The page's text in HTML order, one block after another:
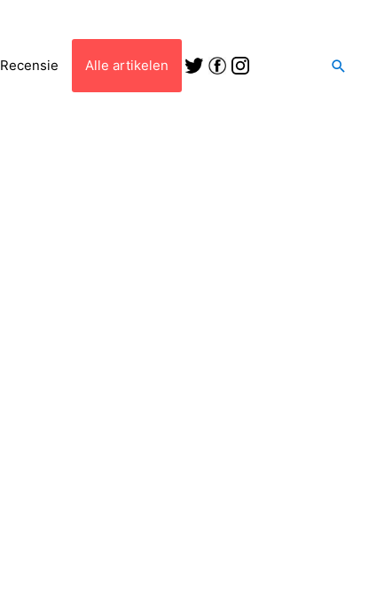
Recensie Alle artikelen Zoeken